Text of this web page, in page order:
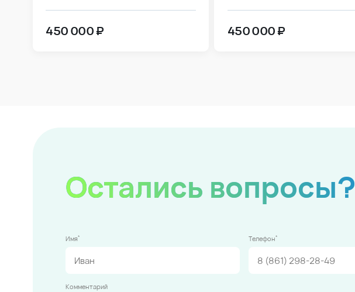
450 000 ₽ 450 000 ₽
Остались вопросы?
Имя* Телефон*
Комментарий